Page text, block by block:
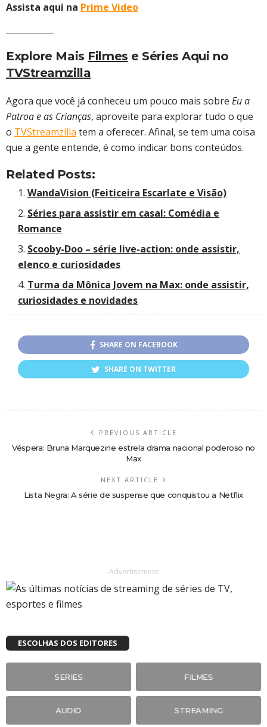
Assista aqui na Prime Video
Explore Mais Filmes e Séries Aqui no
TVStreamzilla
Agora que você já conheceu um pouco mais sobre Eu a
Patroa e as Crianças, aproveite para explorar tudo o que
o TVStreamzilla tem a oferecer. Afinal, se tem uma coisa
que a gente entende, é como indicar bons conteúdos.
Related Posts:
WandaVision (Feiticeira Escarlate e Visão)
Séries para assistir em casal: Comédia e
Romance
Scooby-Doo – série live-action: onde assistir,
elenco e curiosidades
Turma da Mônica Jovem na Max: onde assistir,
curiosidades e novidades
SHARE ON FACEBOOK
SHARE ON TWITTER
PREVIOUS ARTICLE
Véspera: Bruna Marquezine estrela drama nacional poderoso no
Max
NEXT ARTICLE
Lista Negra: A série de suspense que conquistou a Netflix
-Advertisement-
ESCOLHAS DOS EDITORES
SERIES FILMES
AUDIO STREAMING